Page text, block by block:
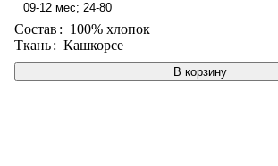
В корзину
09-12 мес; 24-80
Состав: 100% хлопок
Ткань: Кашкорсе